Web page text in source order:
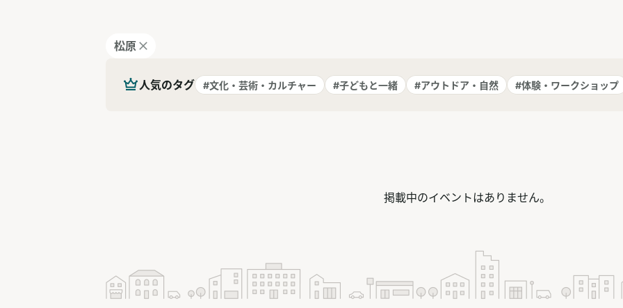
松原
人気のタグ #文化・芸術・カルチャー #子どもと一緒 #アウトドア・自然 #体験・ワークショップ
掲載中のイベントはありません。